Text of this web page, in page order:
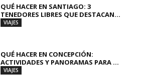
QUÉ HACER EN SANTIAGO: 3
TENEDORES LIBRES QUE DESTACAN...
VIAJES
QUÉ HACER EN CONCEPCIÓN:
ACTIVIDADES Y PANORAMAS PARA ...
VIAJES